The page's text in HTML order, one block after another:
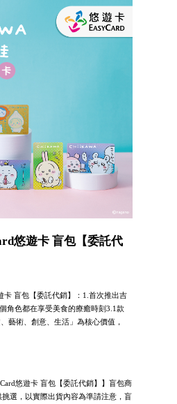
悠遊卡 盲包【委託代
卡 盲包【委託代銷】：1.首次推出吉
角色都在享受美食的療癒時刻3.1款
藝術、創意、生活」為核心價值，
悠遊卡 盲包【委託代銷】】盲包商
選，以實際出貨內容為準請注意，盲